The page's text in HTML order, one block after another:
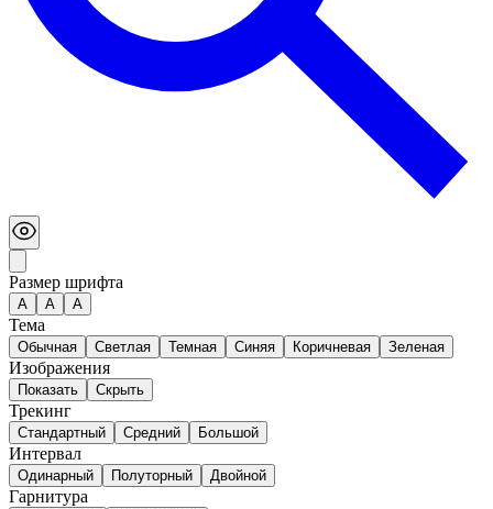
Размер шрифта
А A A
Тема
Обычная Светлая Темная Синяя Коричневая Зеленая
Изображения
Показать Скрыть
Трекинг
Стандартный Средний Большой
Интервал
Одинарный Полуторный Двойной
Гарнитура